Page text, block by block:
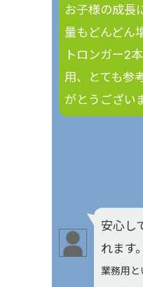
お子様の成長
量もどんどん
トロンガー2
用、とても参
がとうござい
安心し
れます。
業務用と